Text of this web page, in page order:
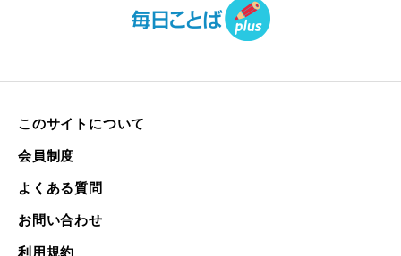
このサイトについて
会員制度
よくある質問
お問い合わせ
利用規約